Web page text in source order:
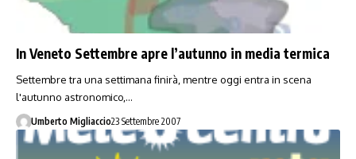
In Veneto Settembre apre l’autunno in media termica
Settembre tra una settimana finirà, mentre oggi entra in scena
l'autunno astronomico,…
Umberto Migliaccio23 Settembre 2007